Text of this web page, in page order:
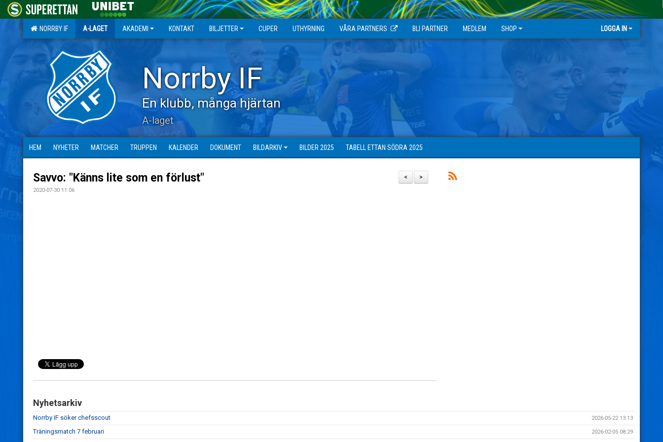
NORRBY IF A-LAGET AKADEMI KONTAKT BILJETTER CUPER UTHYRNING VÅRA PARTNERS BLI PARTNER MEDLEM SHOP LOGGA IN
Norrby IF
En klubb, många hjärtan
A-laget
HEM NYHETER MATCHER TRUPPEN KALENDER DOKUMENT BILDARKIV BILDER 2025 TABELL ETTAN SÖDRA 2025
>
<
Savvo: "Känns lite som en förlust"
2020-07-30 11:06
Nyhetsarkiv
Norrby IF söker chefsscout 2026-05-22 13:13
Träningsmatch 7 februari 2026-02-05 08:29